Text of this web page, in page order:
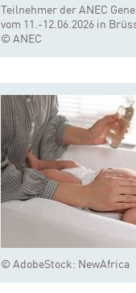
Teilnehmer der ANEC
vom 11.-12.06.2026 in
© ANEC
© AdobeStock: NewAfrica